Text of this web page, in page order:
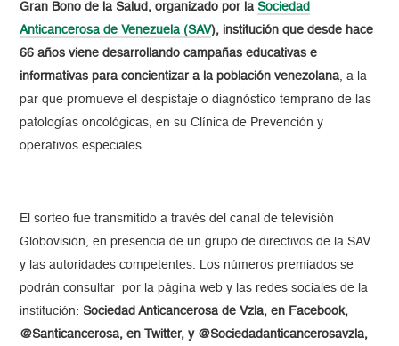
Gran Bono de la Salud, organizado por la Sociedad
Anticancerosa de Venezuela (SAV), institución que desde hace
66 años viene desarrollando campañas educativas e
informativas para concientizar a la población venezolana, a la
par que promueve el despistaje o diagnóstico temprano de las
patologías oncológicas, en su Clínica de Prevención y
operativos especiales.
El sorteo fue transmitido a través del canal de televisión
Globovisión, en presencia de un grupo de directivos de la SAV
y las autoridades competentes. Los números premiados se
podrán consultar por la página web y las redes sociales de la
institución: Sociedad Anticancerosa de Vzla, en Facebook,
@Santicancerosa, en Twitter, y @Sociedadanticancerosavzla,